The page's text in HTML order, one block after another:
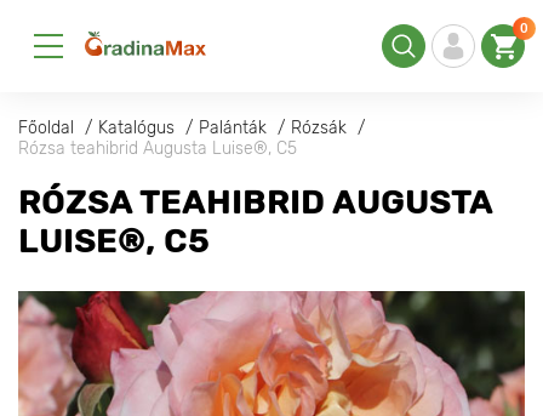
0
Főoldal Katalógus Palánták
Rózsák
Rózsa teahibrid Augusta Luise®, C5
RÓZSA TEAHIBRID AUGUSTA
LUISE®, C5